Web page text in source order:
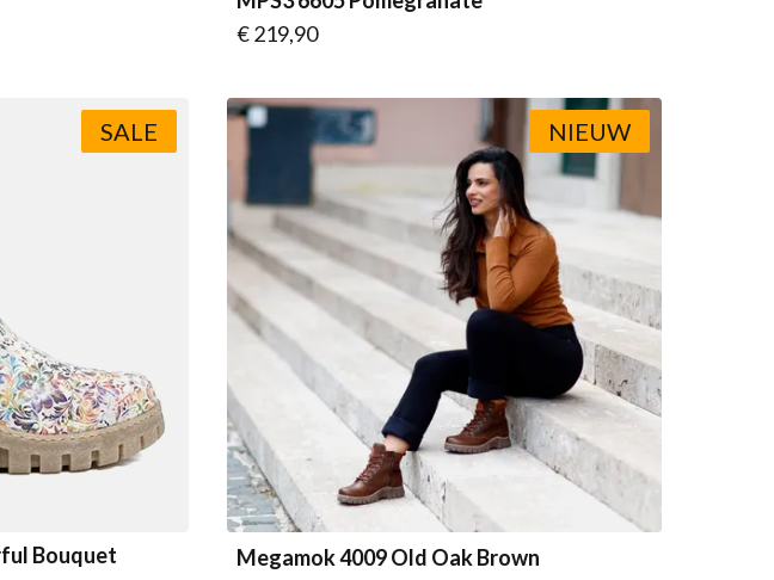
Vanaf
€ 219,90
Bouquet
SALE
Megamok 4009 Old Oak Brown
NIEUW